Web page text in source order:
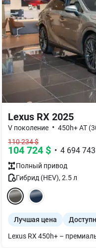
Lexus RX 2025
V поколение • 450h+ AT
110 234$
104 724 $ • 4 694 743
Полный привод
Гибрид (HEV), 2.5л
Лучшая цена